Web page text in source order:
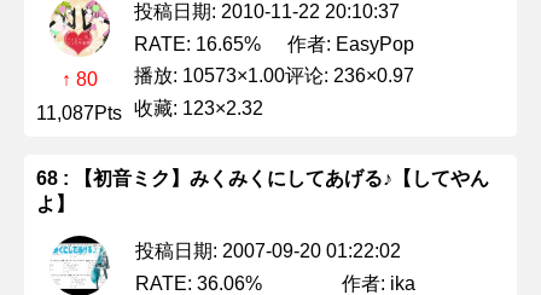
↑ 80
11,087Pts
投稿日期: 2010-11-22 20:10:37
RATE: 16.65%
作者: EasyPop
播放: 10573×1.00评论: 236×0.97
收藏: 123×2.32
68 : 【初音ミク】みくみくにしてあげる♪【してやん
よ】
投稿日期: 2007-09-20 01:22:02
RATE: 36.06%
作者: ika